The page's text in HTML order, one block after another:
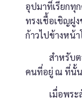
อุปมาที่เรียกทุ
ทรงเชื้อเชิญฝู
ก้าวไปข้างหน้า
สำหรับตอนจ
คนที่อยู่ ณ ที่นั้น
เมื่อพระสันต